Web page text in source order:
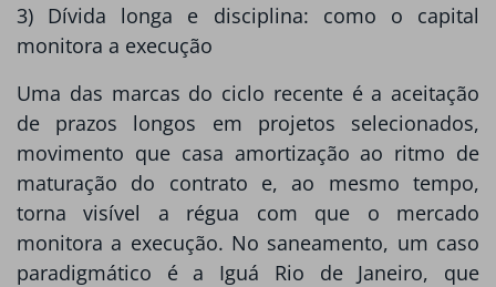
3) Dívida longa e disciplina: como o capital
monitora a execução
Uma das marcas do ciclo recente é a aceitação
de prazos longos em projetos selecionados,
movimento que casa amortização ao ritmo de
maturação do contrato e, ao mesmo tempo,
torna visível a régua com que o mercado
monitora a execução. No saneamento, um caso
paradigmático é a Iguá Rio de Janeiro, que